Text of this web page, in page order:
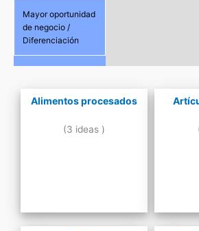
Mayor oportunidad
de negocio /
Diferenciación
Alimentos procesados
(3 ideas )